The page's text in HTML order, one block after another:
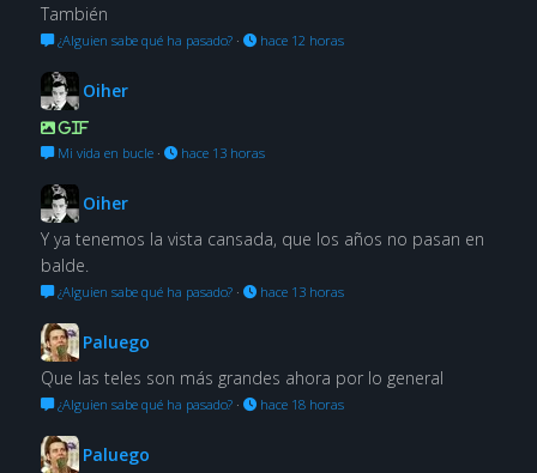
También
¿Alguien sabe qué ha pasado?· hace 12 horas
Oiher
GIF
Mi vida en bucle· hace 13 horas
Oiher
Y ya tenemos la vista cansada, que los años no pasan en
balde.
¿Alguien sabe qué ha pasado?· hace 13 horas
Paluego
Que las teles son más grandes ahora por lo general
¿Alguien sabe qué ha pasado?· hace 18 horas
Paluego